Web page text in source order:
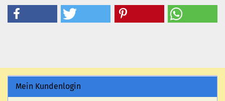
Mein Kundenlogin